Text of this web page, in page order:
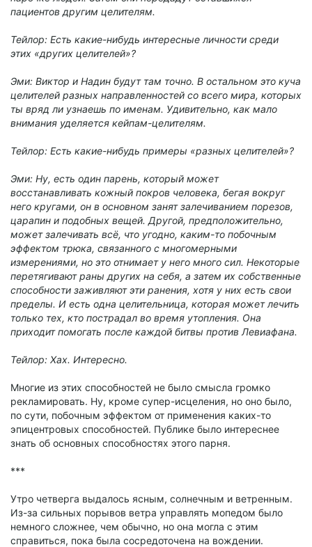
пациентов другим целителям.
Тейлор: Есть какие-нибудь интересные личности среди
этих «других целителей»?
Эми: Виктор и Надин будут там точно. В остальном это куча
целителей разных направленностей со всего мира, которых
ты вряд ли узнаешь по именам. Удивительно, как мало
внимания уделяется кейпам-целителям.
Тейлор: Есть какие-нибудь примеры «разных целителей»?
Эми: Ну, есть один парень, который может
восстанавливать кожный покров человека, бегая вокруг
него кругами, он в основном занят залечиванием порезов,
царапин и подобных вещей. Другой, предположительно,
может залечивать всё, что угодно, каким-то побочным
эффектом трюка, связанного с многомерными
измерениями, но это отнимает у него много сил. Некоторые
перетягивают раны других на себя, а затем их собственные
способности заживляют эти ранения, хотя у них есть свои
пределы. И есть одна целительница, которая может лечить
только тех, кто пострадал во время утопления. Она
приходит помогать после каждой битвы против Левиафана.
Тейлор: Хах. Интересно.
Многие из этих способностей не было смысла громко
рекламировать. Ну, кроме супер-исцеления, но оно было,
по сути, побочным эффектом от применения каких-то
эпицентровых способностей. Публике было интереснее
знать об основных способностях этого парня.
***
Утро четверга выдалось ясным, солнечным и ветренным.
Из-за сильных порывов ветра управлять мопедом было
немного сложнее, чем обычно, но она могла с этим
справиться, пока была сосредоточена на вождении.